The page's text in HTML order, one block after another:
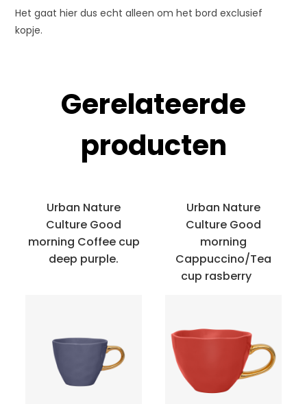
Het gaat hier dus echt alleen om het bord exclusief
kopje.
Gerelateerde
producten
Urban Nature
Culture Good
morning Coffee cup
deep purple.
Urban Nature
Culture Good
morning
Cappuccino/Tea
cup rasberry